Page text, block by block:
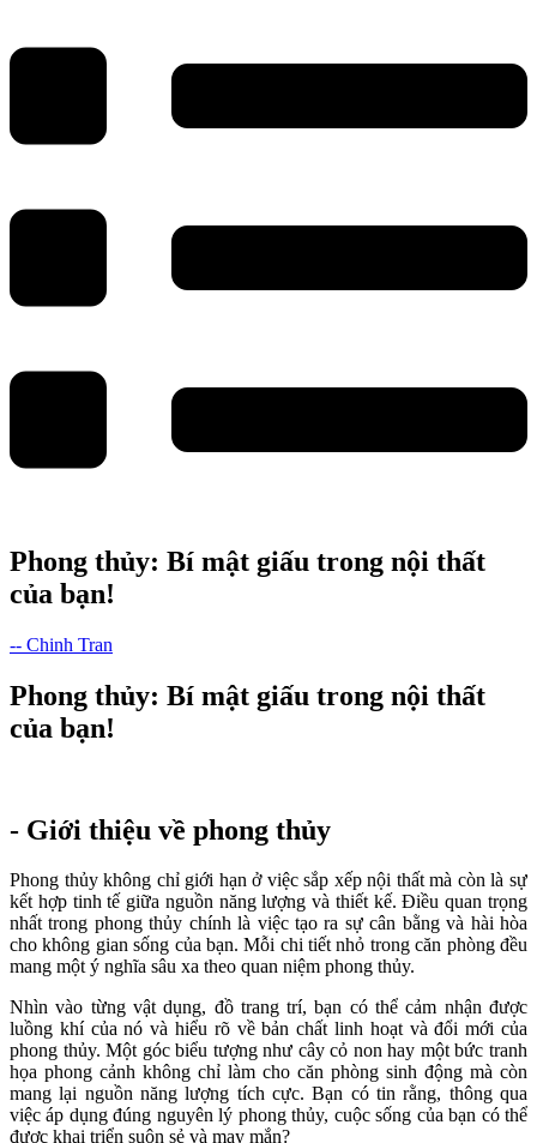
Phong thủy: Bí mật giấu trong nội thất
của bạn!
-- Chinh Tran
Phong thủy: Bí mật giấu trong nội thất
của bạn!
- Giới thiệu về phong thủy
Phong thủy không chỉ giới hạn ở việc sắp xếp nội thất mà còn là sự
kết hợp tinh tế giữa nguồn năng lượng và thiết kế. Điều quan trọng
nhất trong phong thủy chính là việc tạo ra sự cân bằng và hài hòa
cho không gian sống của bạn. Mỗi chi tiết nhỏ trong căn phòng đều
mang một ý nghĩa sâu xa theo quan niệm phong thủy.
Nhìn vào từng vật dụng, đồ trang trí, bạn có thể cảm nhận được
luồng khí của nó và hiểu rõ về bản chất linh hoạt và đổi mới của
phong thủy. Một góc biểu tượng như cây cỏ non hay một bức tranh
họa phong cảnh không chỉ làm cho căn phòng sinh động mà còn
mang lại nguồn năng lượng tích cực. Bạn có tin rằng, thông qua
việc áp dụng đúng nguyên lý phong thủy, cuộc sống của bạn có thể
được khai triển suôn sẻ và may mắn?